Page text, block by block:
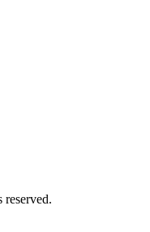
reserved.